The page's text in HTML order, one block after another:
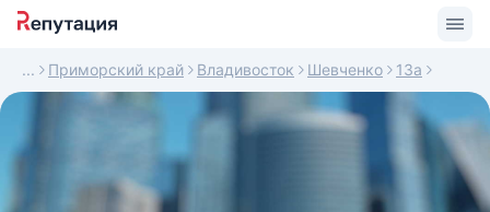
Приморский край Владивосток Шевченко 13а